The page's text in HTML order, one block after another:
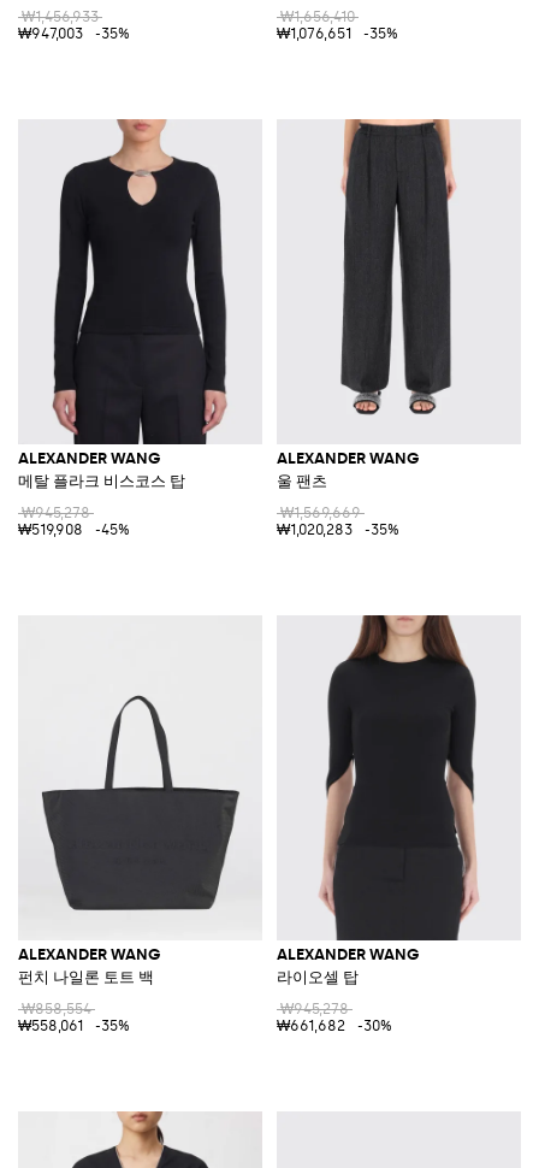
₩1,456,933
₩947,003
-35%
₩1,656,410
₩1,076,651
-35%
ALEXANDER WANG
메탈 플라크 비스코스 탑
₩945,278
₩519,908
-45%
ALEXANDER WANG
울 팬츠
₩1,569,669
₩1,020,283
-35%
ALEXANDER WANG
펀치 나일론 토트 백
₩858,554
₩558,061
-35%
ALEXANDER WANG
라이오셀 탑
₩945,278
₩661,682
-30%